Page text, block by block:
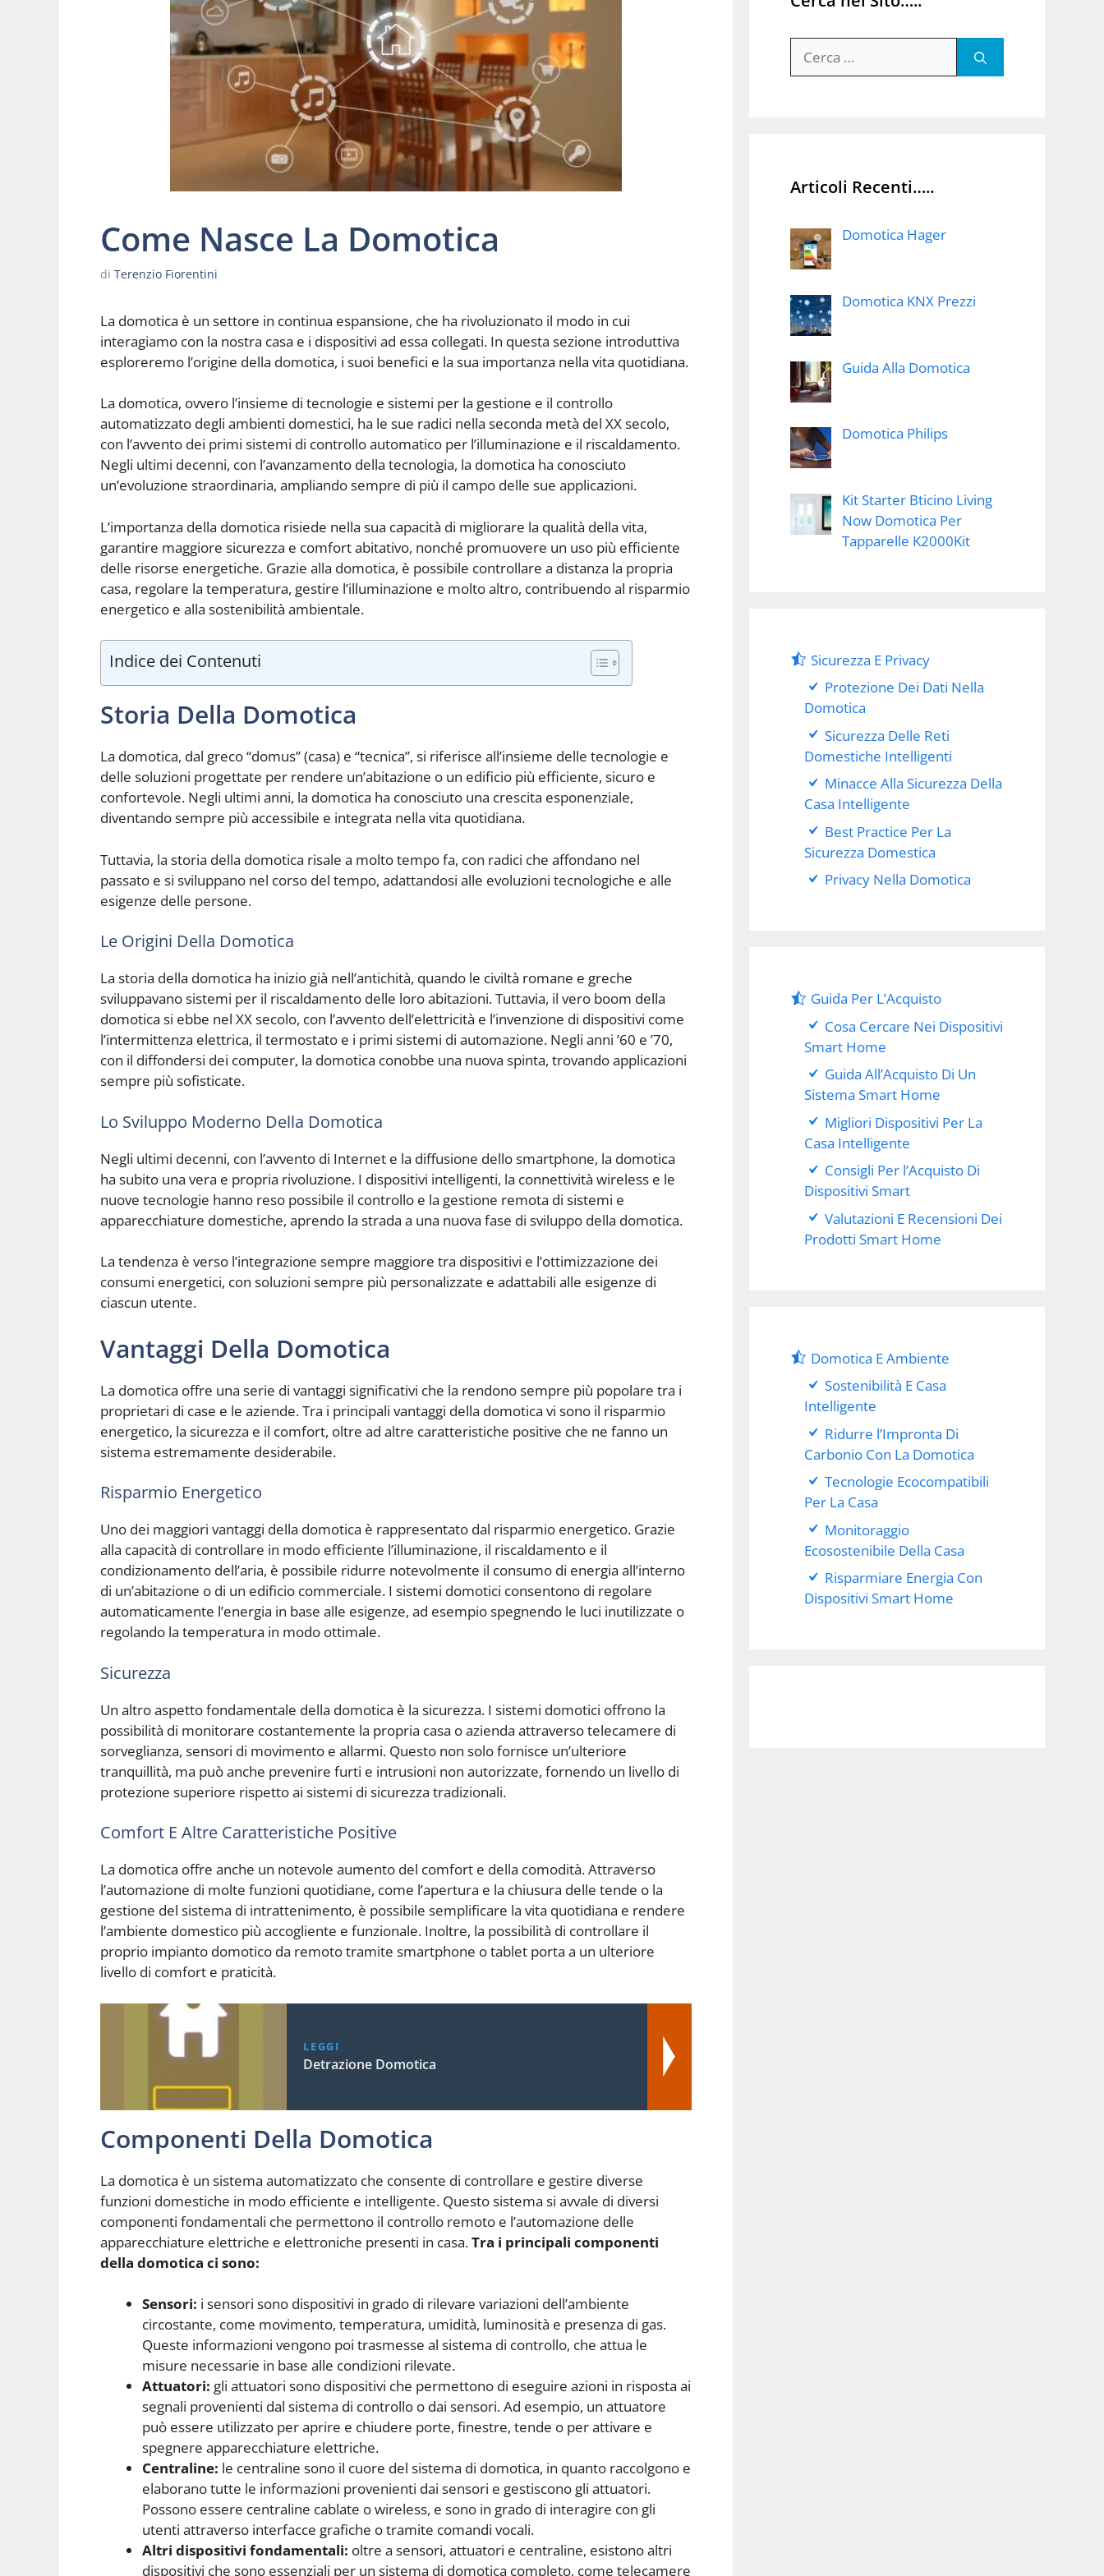
Come Nasce La Domotica
di Terenzio Fiorentini
La domotica è un settore in continua espansione, che ha rivoluzionato il modo in cui
interagiamo con la nostra casa e i dispositivi ad essa collegati. In questa sezione introduttiva
esploreremo l’origine della domotica, i suoi benefici e la sua importanza nella vita quotidiana.
La domotica, ovvero l’insieme di tecnologie e sistemi per la gestione e il controllo
automatizzato degli ambienti domestici, ha le sue radici nella seconda metà del XX secolo,
con l’avvento dei primi sistemi di controllo automatico per l’illuminazione e il riscaldamento.
Negli ultimi decenni, con l’avanzamento della tecnologia, la domotica ha conosciuto
un’evoluzione straordinaria, ampliando sempre di più il campo delle sue applicazioni.
L’importanza della domotica risiede nella sua capacità di migliorare la qualità della vita,
garantire maggiore sicurezza e comfort abitativo, nonché promuovere un uso più efficiente
delle risorse energetiche. Grazie alla domotica, è possibile controllare a distanza la propria
casa, regolare la temperatura, gestire l’illuminazione e molto altro, contribuendo al risparmio
energetico e alla sostenibilità ambientale.
Indice dei Contenuti
Storia Della Domotica
La domotica, dal greco “domus” (casa) e “tecnica”, si riferisce all’insieme delle tecnologie e
delle soluzioni progettate per rendere un’abitazione o un edificio più efficiente, sicuro e
confortevole. Negli ultimi anni, la domotica ha conosciuto una crescita esponenziale,
diventando sempre più accessibile e integrata nella vita quotidiana.
Tuttavia, la storia della domotica risale a molto tempo fa, con radici che affondano nel
passato e si sviluppano nel corso del tempo, adattandosi alle evoluzioni tecnologiche e alle
esigenze delle persone.
Le Origini Della Domotica
La storia della domotica ha inizio già nell’antichità, quando le civiltà romane e greche
sviluppavano sistemi per il riscaldamento delle loro abitazioni. Tuttavia, il vero boom della
domotica si ebbe nel XX secolo, con l’avvento dell’elettricità e l’invenzione di dispositivi come
l’intermittenza elettrica, il termostato e i primi sistemi di automazione. Negli anni ’60 e ’70,
con il diffondersi dei computer, la domotica conobbe una nuova spinta, trovando applicazioni
sempre più sofisticate.
Lo Sviluppo Moderno Della Domotica
Negli ultimi decenni, con l’avvento di Internet e la diffusione dello smartphone, la domotica
ha subito una vera e propria rivoluzione. I dispositivi intelligenti, la connettività wireless e le
nuove tecnologie hanno reso possibile il controllo e la gestione remota di sistemi e
apparecchiature domestiche, aprendo la strada a una nuova fase di sviluppo della domotica.
La tendenza è verso l’integrazione sempre maggiore tra dispositivi e l’ottimizzazione dei
consumi energetici, con soluzioni sempre più personalizzate e adattabili alle esigenze di
ciascun utente.
Vantaggi Della Domotica
La domotica offre una serie di vantaggi significativi che la rendono sempre più popolare tra i
proprietari di case e le aziende. Tra i principali vantaggi della domotica vi sono il risparmio
energetico, la sicurezza e il comfort, oltre ad altre caratteristiche positive che ne fanno un
sistema estremamente desiderabile.
Risparmio Energetico
Uno dei maggiori vantaggi della domotica è rappresentato dal risparmio energetico. Grazie
alla capacità di controllare in modo efficiente l’illuminazione, il riscaldamento e il
condizionamento dell’aria, è possibile ridurre notevolmente il consumo di energia all’interno
di un’abitazione o di un edificio commerciale. I sistemi domotici consentono di regolare
automaticamente l’energia in base alle esigenze, ad esempio spegnendo le luci inutilizzate o
regolando la temperatura in modo ottimale.
Sicurezza
Un altro aspetto fondamentale della domotica è la sicurezza. I sistemi domotici offrono la
possibilità di monitorare costantemente la propria casa o azienda attraverso telecamere di
sorveglianza, sensori di movimento e allarmi. Questo non solo fornisce un’ulteriore
tranquillità, ma può anche prevenire furti e intrusioni non autorizzate, fornendo un livello di
protezione superiore rispetto ai sistemi di sicurezza tradizionali.
Comfort E Altre Caratteristiche Positive
La domotica offre anche un notevole aumento del comfort e della comodità. Attraverso
l’automazione di molte funzioni quotidiane, come l’apertura e la chiusura delle tende o la
gestione del sistema di intrattenimento, è possibile semplificare la vita quotidiana e rendere
l’ambiente domestico più accogliente e funzionale. Inoltre, la possibilità di controllare il
proprio impianto domotico da remoto tramite smartphone o tablet porta a un ulteriore
livello di comfort e praticità.
LEGGI
Detrazione Domotica
Componenti Della Domotica
La domotica è un sistema automatizzato che consente di controllare e gestire diverse
funzioni domestiche in modo efficiente e intelligente. Questo sistema si avvale di diversi
componenti fondamentali che permettono il controllo remoto e l’automazione delle
apparecchiature elettriche e elettroniche presenti in casa.Tra i principali componenti
della domotica ci sono:
Sensori: i sensori sono dispositivi in grado di rilevare variazioni dell’ambiente
circostante, come movimento, temperatura, umidità, luminosità e presenza di gas.
Queste informazioni vengono poi trasmesse al sistema di controllo, che attua le
misure necessarie in base alle condizioni rilevate.
Attuatori: gli attuatori sono dispositivi che permettono di eseguire azioni in risposta ai
segnali provenienti dal sistema di controllo o dai sensori. Ad esempio, un attuatore
può essere utilizzato per aprire e chiudere porte, finestre, tende o per attivare e
spegnere apparecchiature elettriche.
Centraline: le centraline sono il cuore del sistema di domotica, in quanto raccolgono e
elaborano tutte le informazioni provenienti dai sensori e gestiscono gli attuatori.
Possono essere centraline cablate o wireless, e sono in grado di interagire con gli
utenti attraverso interfacce grafiche o tramite comandi vocali.
Altri dispositivi fondamentali: oltre a sensori, attuatori e centraline, esistono altri
dispositivi che sono essenziali per un sistema di domotica completo, come telecamere
per:
Articoli Recenti…..
Domotica Hager
Domotica KNX Prezzi
Guida Alla Domotica
Domotica Philips
Kit Starter Bticino Living
Now Domotica Per
Tapparelle K2000Kit
Sicurezza E Privacy
Protezione Dei Dati Nella
Domotica
Sicurezza Delle Reti
Domestiche Intelligenti
Minacce Alla Sicurezza Della
Casa Intelligente
Best Practice Per La
Sicurezza Domestica
Privacy Nella Domotica
Guida Per L’Acquisto
Cosa Cercare Nei Dispositivi
Smart Home
Guida All’Acquisto Di Un
Sistema Smart Home
Migliori Dispositivi Per La
Casa Intelligente
Consigli Per l’Acquisto Di
Dispositivi Smart
Valutazioni E Recensioni Dei
Prodotti Smart Home
Domotica E Ambiente
Sostenibilità E Casa
Intelligente
Ridurre l’Impronta Di
Carbonio Con La Domotica
Tecnologie Ecocompatibili
Per La Casa
Monitoraggio
Ecosostenibile Della Casa
Risparmiare Energia Con
Dispositivi Smart Home